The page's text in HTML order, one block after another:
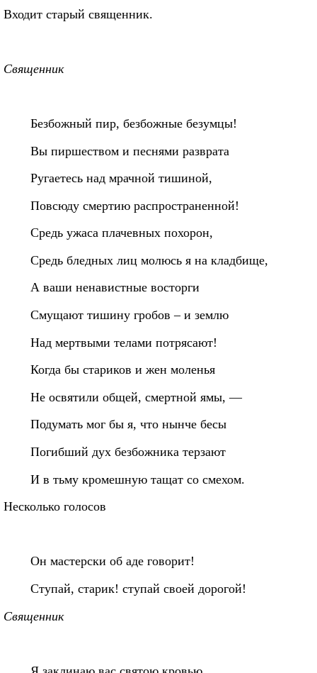
Входит старый священник.
Священник
Безбожный пир, безбожные безумцы!
Вы пиршеством и песнями разврата
Ругаетесь над мрачной тишиной,
Повсюду смертию распространенной!
Средь ужаса плачевных похорон,
Средь бледных лиц молюсь я на кладбище,
А ваши ненавистные восторги
Смущают тишину гробов – и землю
Над мертвыми телами потрясают!
Когда бы стариков и жен моленья
Не освятили общей, смертной ямы, —
Подумать мог бы я, что нынче бесы
Погибший дух безбожника терзают
И в тьму кромешную тащат со смехом.
Несколько голосов
Он мастерски об аде говорит!
Ступай, старик! ступай своей дорогой!
Священник